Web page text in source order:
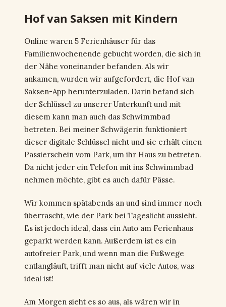
Hof van Saksen mit Kindern
Online waren 5 Ferienhäuser für das
Familienwochenende gebucht worden, die sich in
der Nähe voneinander befanden. Als wir
ankamen, wurden wir aufgefordert, die Hof van
Saksen-App herunterzuladen. Darin befand sich
der Schlüssel zu unserer Unterkunft und mit
diesem kann man auch das Schwimmbad
betreten. Bei meiner Schwägerin funktioniert
dieser digitale Schlüssel nicht und sie erhält einen
Passierschein vom Park, um ihr Haus zu betreten.
Da nicht jeder ein Telefon mit ins Schwimmbad
nehmen möchte, gibt es auch dafür Pässe.
Wir kommen spätabends an und sind immer noch
überrascht, wie der Park bei Tageslicht aussieht.
Es ist jedoch ideal, dass ein Auto am Ferienhaus
geparkt werden kann. Außerdem ist es ein
autofreier Park, und wenn man die Fußwege
entlangläuft, trifft man nicht auf viele Autos, was
ideal ist!
Am Morgen sieht es so aus, als wären wir in